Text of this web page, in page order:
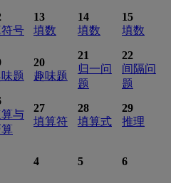
号
13
填数
14
填数
15
填数
题
20
趣味题
21
归一问
题
22
间隔问
题
与
27
填算符
28
填算式
29
推理
4 5 6